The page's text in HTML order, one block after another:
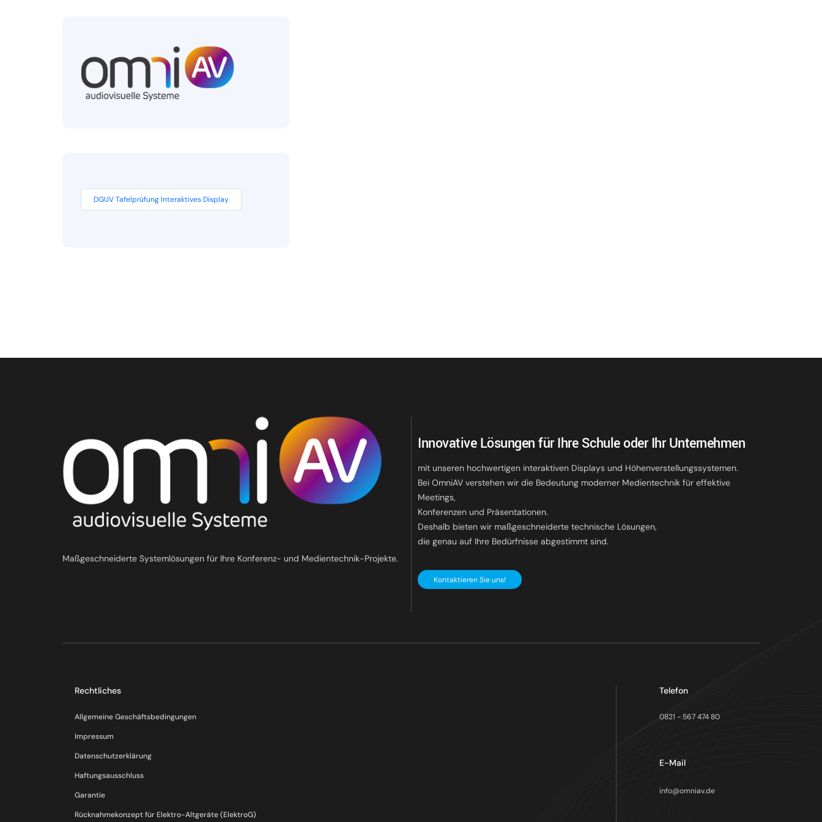
DGUV Tafelprüfung Interaktives Display
Maßgeschneiderte Systemlösungen für Ihre Konferenz- und Medientechnik-Projekte.
Innovative Lösungen für Ihre Schule oder Ihr Unternehmen
mit unseren hochwertigen interaktiven Displays und Höhenverstellungssystemen.
Bei OmniAV verstehen wir die Bedeutung moderner Medientechnik für effektive
Meetings,
Konferenzen und Präsentationen.
Deshalb bieten wir maßgeschneiderte technische Lösungen,
die genau auf Ihre Bedürfnisse abgestimmt sind.
Kontaktieren Sie uns!
Rechtliches
Allgemeine Geschäftsbedingungen
Impressum
Datenschutzerklärung
Haftungsausschluss
Garantie
Rücknahmekonzept für Elektro-Altgeräte (ElektroG)
Telefon
0821 - 567 474 80
E-Mail
info@omniav.de